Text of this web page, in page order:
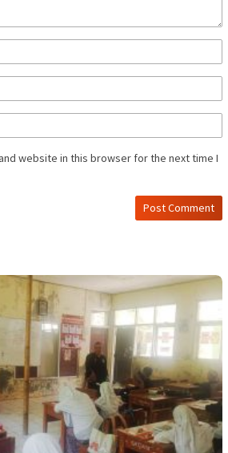
website in this browser for the next time I